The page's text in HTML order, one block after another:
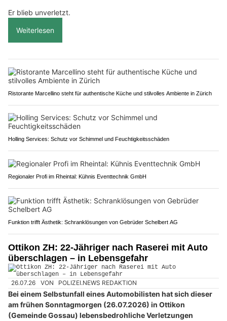
Er blieb unverletzt.
Weiterlesen
Ristorante Marcellino steht für authentische Küche und stilvolles Ambiente in Zürich
Holling Services: Schutz vor Schimmel und Feuchtigkeitsschäden
Regionaler Profi im Rheintal: Kühnis Eventtechnik GmbH
Funktion trifft Ästhetik: Schranklösungen von Gebrüder Schelbert AG
Ottikon ZH: 22-Jähriger nach Raserei mit Auto
überschlagen – in Lebensgefahr
26.07.26 VON POLIZEI.NEWS REDAKTION
Bei einem Selbstunfall eines Automobilisten hat sich dieser
am frühen Sonntagmorgen (26.07.2026) in Ottikon
(Gemeinde Gossau) lebensbedrohliche Verletzungen